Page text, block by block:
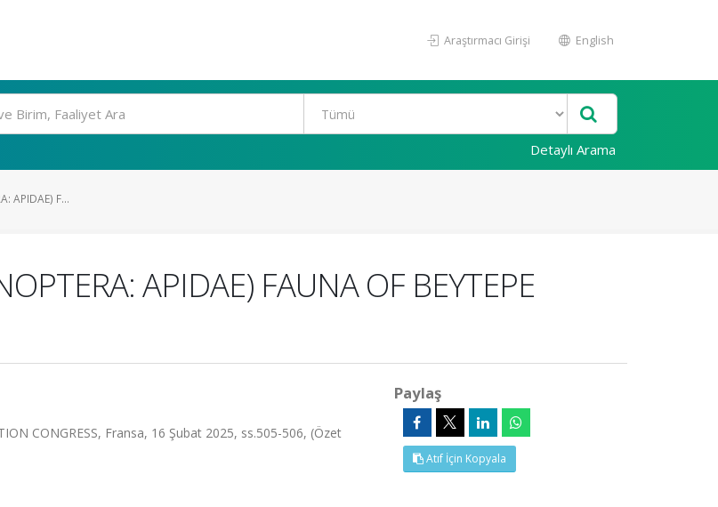
Araştırmacı Girişi English
Detaylı Arama
APIDAE) F...
APIDAE) FAUNA OF BEYTEPE
CONGRESS, Fransa, 16 Şubat 2025, ss.505-506, (Özet
Paylaş
Atıf İçin Kopyala